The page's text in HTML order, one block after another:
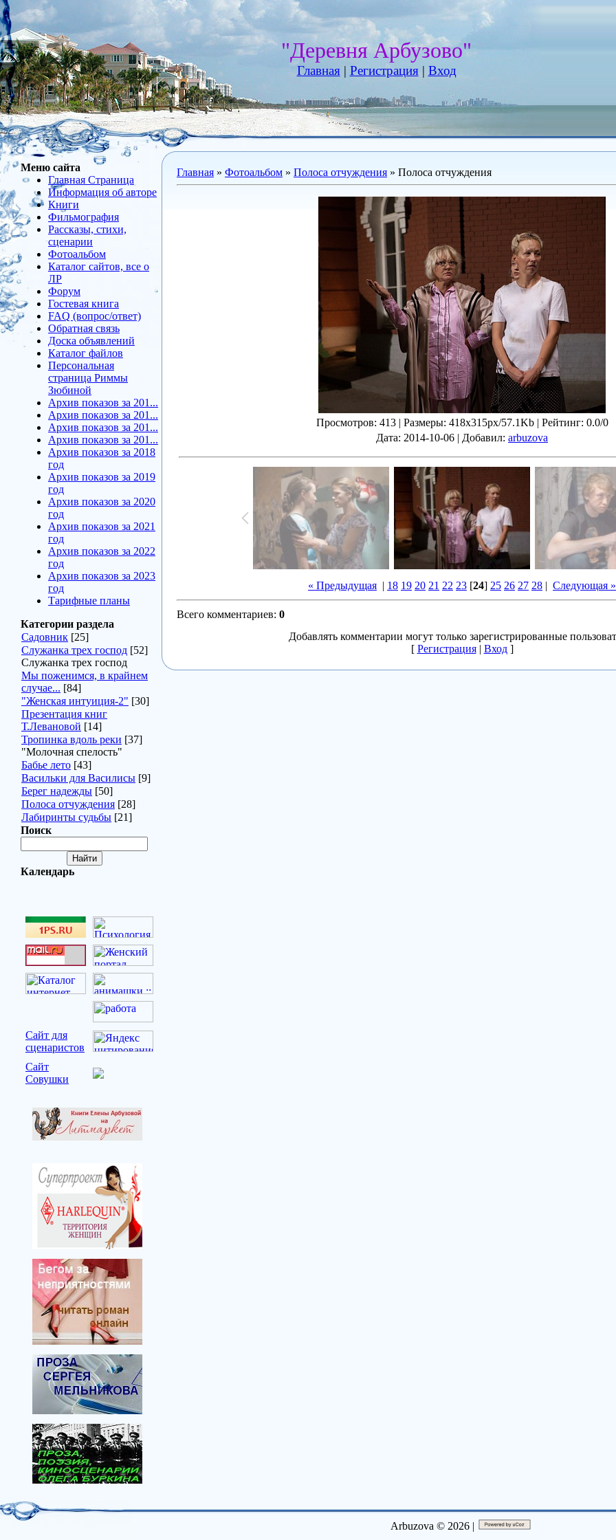
"Деревня Арбузово"
Главная| Регистрация| Вход
Меню сайта
Главная Страница
Информация об авторе
Книги
Фильмография
Рассказы, стихи,
сценарии
Фотоальбом
Каталог сайтов, все о
ЛР
Форум
Гостевая книга
FAQ (вопрос/ответ)
Обратная связь
Доска объявлений
Каталог файлов
Персональная
страница Риммы
Зюбиной
Архив показов за 201...
Архив показов за 201...
Архив показов за 201...
Архив показов за 201...
Архив показов за 2018
год
Архив показов за 2019
год
Архив показов за 2020
год
Архив показов за 2021
год
Архив показов за 2022
год
Архив показов за 2023
год
Тарифные планы
Категории раздела
Садовник [25]
Служанка трех господ [52]
Служанка трех господ
Мы поженимся, в крайнем
случае... [84]
"Женская интуиция-2" [30]
Презентация книг
Т.Левановой [14]
Тропинка вдоль реки [37]
"Молочная спелость"
Бабье лето [43]
Васильки для Василисы [9]
Берег надежды [50]
Полоса отчуждения [28]
Лабиринты судьбы [21]
Поиск
Календарь
Сайт для
сценаристов
Сайт
Совушки
Главная » Фотоальбом » Полоса отчуждения » Полоса отчуждения
Просмотров: 413 | Размеры: 418x315px/57.1Kb | Рейтинг: 0.0/0
Дата: 2014-10-06 | Добавил: arbuzova
« Предыдущая | 18 19 20 21 22 23 [24] 25 26 27 28 | Следующая »
Всего комментариев: 0
Добавлять комментарии могут только зарегистрированные
[ Регистрация| Вход]
Arbuzova © 2026 |